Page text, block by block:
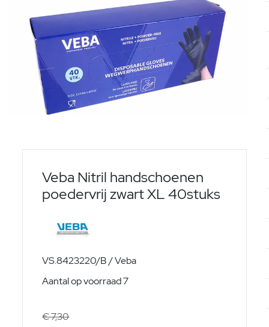
Veba Nitril handschoenen
poedervrij zwart XL 40stuks
VS.8423220/B / Veba
Aantal op voorraad 7
€ 7,30